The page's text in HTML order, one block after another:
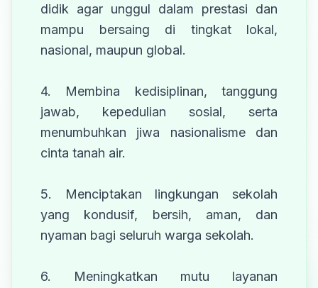
didik agar unggul dalam prestasi dan
mampu bersaing di tingkat lokal,
nasional, maupun global.
4. Membina kedisiplinan, tanggung
jawab, kepedulian sosial, serta
menumbuhkan jiwa nasionalisme dan
cinta tanah air.
5. Menciptakan lingkungan sekolah
yang kondusif, bersih, aman, dan
nyaman bagi seluruh warga sekolah.
6. Meningkatkan mutu layanan